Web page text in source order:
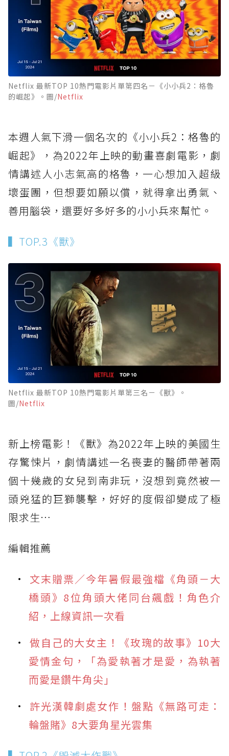
Netflix 最新TOP 10熱門電影片單第四名－《小小兵2：格魯
的崛起》。圖/Netflix
本週人氣下滑一個名次的《小小兵2：格魯的
崛起》，為2022年上映的動畫喜劇電影，劇
情講述人小志氣高的格魯，一心想加入超級
壞蛋團，但想要如願以償，就得拿出勇氣、
善用腦袋，還要好多好多的小小兵來幫忙。
▍TOP.3《獸》
Netflix 最新TOP 10熱門電影片單第三名－《獸》。
圖/Netflix
新上榜電影！《獸》為2022年上映的美國生
存驚悚片，劇情講述一名喪妻的醫師帶著兩
個十幾歲的女兒到南非玩，沒想到竟然被一
頭兇猛的巨獅襲擊，好好的度假卻變成了極
限求生…
編輯推薦
文末贈票／今年暑假最強檔《角頭－大
橋頭》8位角頭大佬同台飆戲！角色介
紹，上線資訊一次看
做自己的大女主！《玫瑰的故事》10大
愛情金句，「為愛執著才是愛，為執著
而愛是鑽牛角尖」
許光漢韓劇處女作！盤點《無路可走：
輪盤賭》8大要角星光雲集